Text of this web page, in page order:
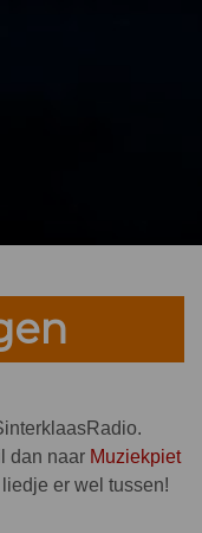
dan naar Muziekpiet
er wel tussen!